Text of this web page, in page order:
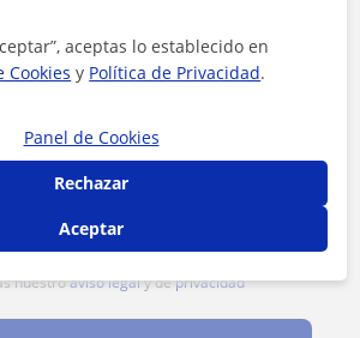
nuestroaviso legaly deprivacidad
aceptas lo establecido en
Cookies y Política de Privacidad.
Panel de Cookies
Rechazar
Aceptar